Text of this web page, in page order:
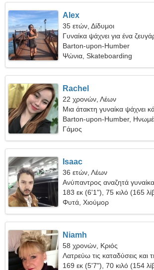
Alex
35 ετών, Δίδυμοι
Γυναίκα ψάχνει για ένα
Barton-upon-Humber
Ψώνια, Skateboarding
Rachel
22 χρονών, Λέων
Μια άτακτη γυναίκα ψάχνει
Barton-upon-Humber,
Γάμος
Isaac
36 ετών, Λέων
Ανύπαντρος αναζητά
183 εκ (6'1"), 75 κιλό (165
Φυτά, Χιούμορ
Niamh
58 χρονών, Κριός
Λατρεύω τις καταδύσεις και
169 εκ (5'7"), 70 κιλό (154